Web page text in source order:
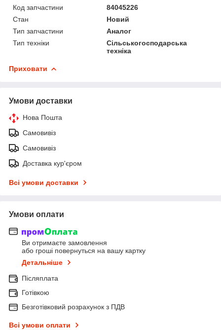
Код запчастини
84045226
Стан
Новий
Тип запчастини
Аналог
Тип техніки
Сільськогосподарська
техніка
Приховати
Умови доставки
Нова Пошта
Самовивіз
Самовивіз
Доставка кур'єром
Всі умови доставки
Умови оплати
Ви отримаєте замовлення
або гроші повернуться на вашу картку
Детальніше
Післяплата
Готівкою
Безготівковий розрахунок з ПДВ
Всі умови оплати